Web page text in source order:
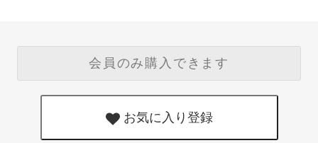
会員のみ購入できます
お気に入り登録